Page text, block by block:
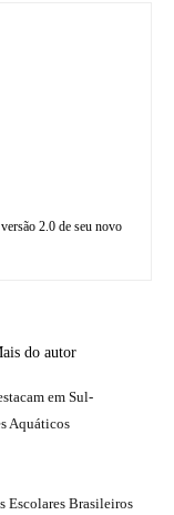
2.0 de seu novo
do autor
em Sul-
Aquáticos
Escolares Brasileiros